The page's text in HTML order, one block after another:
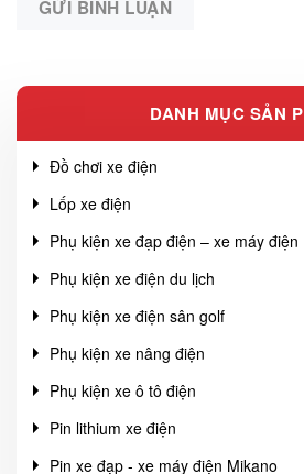
DANH MỤC SẢN
Đồ chơi xe điện
Lốp xe điện
Phụ kiện xe đạp điện – xe máy điện
Phụ kiện xe điện du lịch
Phụ kiện xe điện sân golf
Phụ kiện xe nâng điện
Phụ kiện xe ô tô điện
Pin lithium xe điện
Pin xe đạp - xe máy điện Mikano